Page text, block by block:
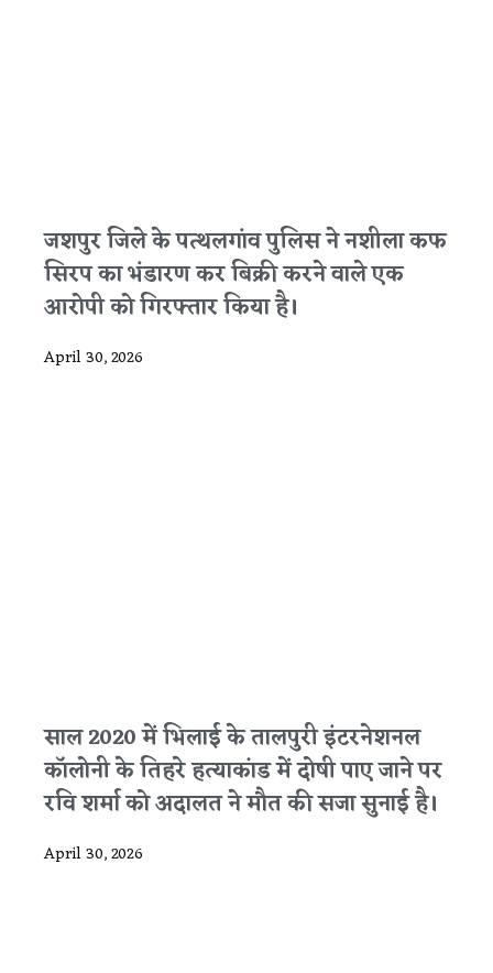
जशपुर जिले के पत्थलगांव पुलिस ने नशीला कफ
सिरप का भंडारण कर बिक्री करने वाले एक
आरोपी को गिरफ्तार किया है।
April 30, 2026
साल 2020 में भिलाई के तालपुरी इंटरनेशनल
कॉलोनी के तिहरे हत्याकांड में दोषी पाए जाने पर
रवि शर्मा को अदालत ने मौत की सजा सुनाई है।
April 30, 2026